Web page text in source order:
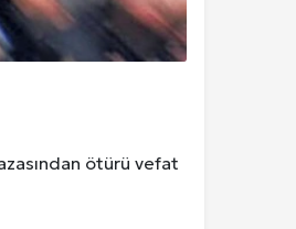
ötürü vefat